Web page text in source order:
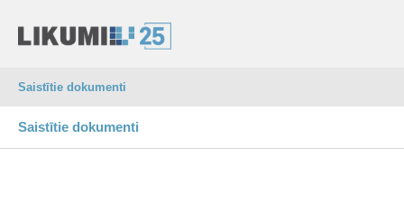
Saistītie dokumenti
Saistītie dokumenti